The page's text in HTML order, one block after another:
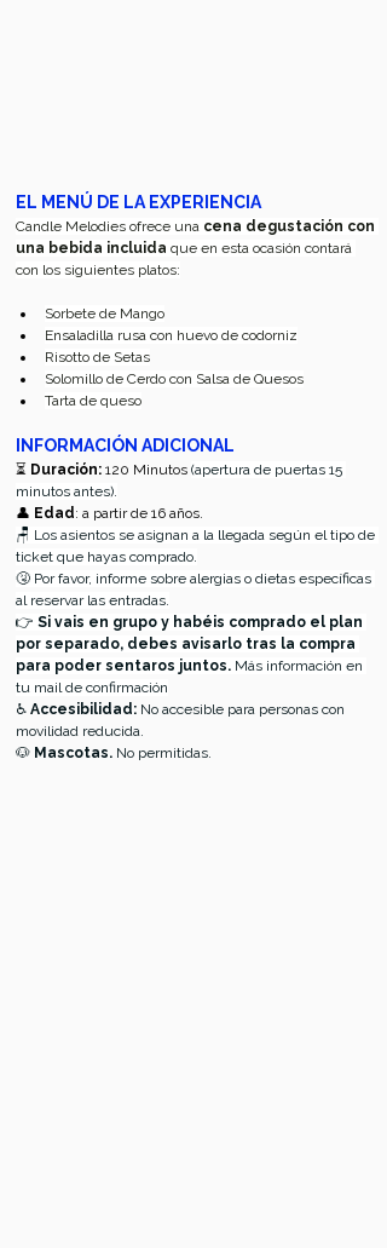
EL MENÚ DE LA EXPERIENCIA
Candle Melodies ofrece una cena degustación con
una bebida incluida que en esta ocasión contará
con los siguientes platos:
Sorbete de Mango
Ensaladilla rusa con huevo de codorniz
Risotto de Setas
Solomillo de Cerdo con Salsa de Quesos
Tarta de queso
INFORMACIÓN ADICIONAL
⏳ Duración: 120 Minutos (apertura de puertas 15
minutos antes).
👤 Edad: a partir de 16 años.
🪑 Los asientos se asignan a la llegada según el tipo de
ticket que hayas comprado.
🤧 Por favor, informe sobre alergias o dietas específicas
al reservar las entradas.
👉 Si vais en grupo y habéis comprado el plan
por separado, debes avisarlo tras la compra
para poder sentaros juntos. Más información en
tu mail de confirmación
♿ Accesibilidad: No accesible para personas con
movilidad reducida.
🐶 Mascotas. No permitidas.